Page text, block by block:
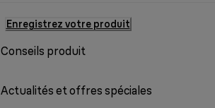
Enregistrez votre produit
Conseils produit
Actualités et offres spéciales